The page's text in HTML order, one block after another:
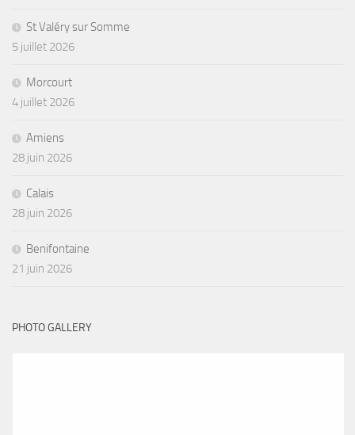
St Valéry sur Somme
5 juillet 2026
Morcourt
4 juillet 2026
Amiens
28 juin 2026
Calais
28 juin 2026
Benifontaine
21 juin 2026
PHOTO GALLERY